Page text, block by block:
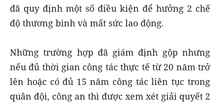
đã quy định một số điều kiện để hưởng 2 chế
độ thương binh và mất sức lao động.
Những trường hợp đã giám định gộp nhưng
nếu đủ thời gian công tác thực tế từ 20 năm trở
lên hoặc có đủ 15 năm công tác liên tục trong
quân đội, công an thì được xem xét giải quyết 2